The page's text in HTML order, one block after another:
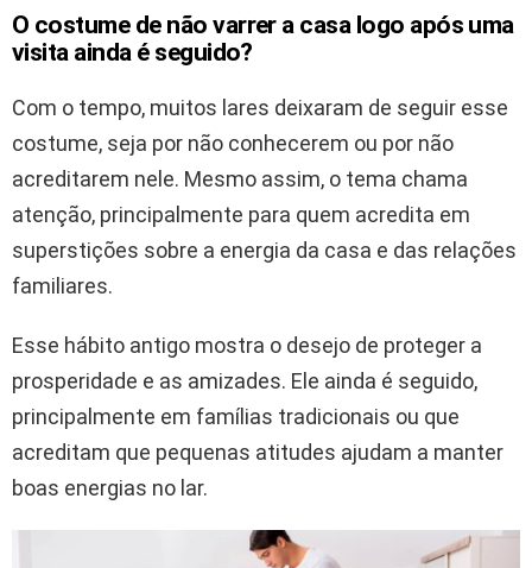
O costume de não varrer a casa logo após uma
visita ainda é seguido?
Com o tempo, muitos lares deixaram de seguir esse
costume, seja por não conhecerem ou por não
acreditarem nele. Mesmo assim, o tema chama
atenção, principalmente para quem acredita em
superstições sobre a energia da casa e das relações
familiares.
Esse hábito antigo mostra o desejo de proteger a
prosperidade e as amizades. Ele ainda é seguido,
principalmente em famílias tradicionais ou que
acreditam que pequenas atitudes ajudam a manter
boas energias no lar.